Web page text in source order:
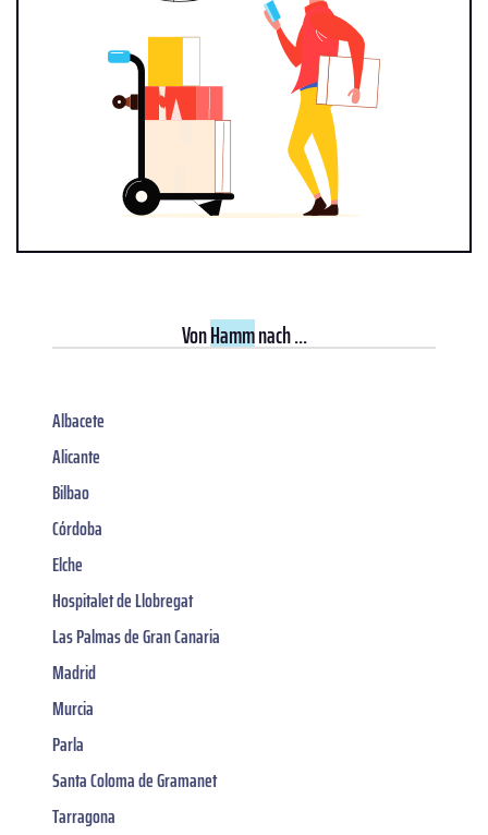
VonHammnach ...
Albacete
Alicante
Bilbao
Córdoba
Elche
Hospitalet de Llobregat
Las Palmas de Gran Canaria
Madrid
Murcia
Parla
Santa Coloma de Gramanet
Tarragona